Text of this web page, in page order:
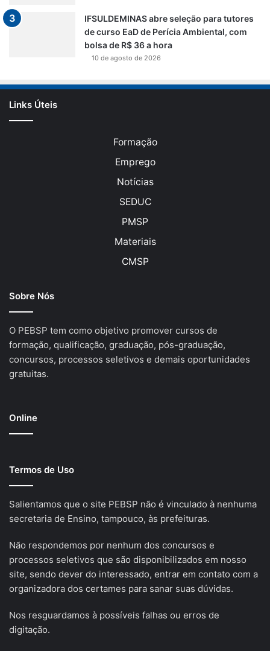
IFSULDEMINAS abre seleção para tutores
de curso EaD de Perícia Ambiental, com
bolsa de R$ 36 a hora
10 de agosto de 2026
Links Úteis
Formação
Emprego
Notícias
SEDUC
PMSP
Materiais
CMSP
Sobre Nós
O PEBSP tem como objetivo promover cursos de
formação, qualificação, graduação, pós-graduação,
concursos, processos seletivos e demais oportunidades
gratuitas.
Online
Termos de Uso
Salientamos que o site PEBSP não é vinculado à nenhuma
secretaria de Ensino, tampouco, às prefeituras.
Não respondemos por nenhum dos concursos e
processos seletivos que são disponibilizados em nosso
site, sendo dever do interessado, entrar em contato com a
organizadora dos certames para sanar suas dúvidas.
Nos resguardamos à possíveis falhas ou erros de
digitação.